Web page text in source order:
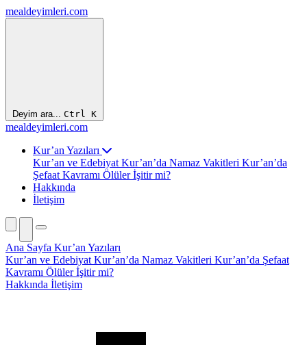
mealdeyimleri.com
Deyim ara... Ctrl K
mealdeyimleri.com
Kur’an Yazıları
Kur’an ve Edebiyat Kur’an’da Namaz Vakitleri Kur’an’da
Şefaat Kavramı Ölüler İşitir mi?
Hakkında
İletişim
Ana Sayfa Kur’an Yazıları
Kur’an ve Edebiyat Kur’an’da Namaz Vakitleri Kur’an’da Şefaat
Kavramı Ölüler İşitir mi?
Hakkında İletişim